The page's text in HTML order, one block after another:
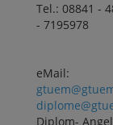
Tel.: 08841 -
- 7195978
eMail:
Diplom-